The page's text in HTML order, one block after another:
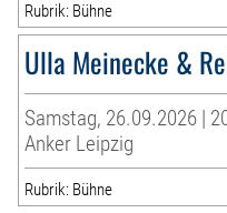
Rubrik: Bühne
Ulla Meinecke &
Samstag, 26.09.2026 |
Anker Leipzig
Rubrik: Bühne